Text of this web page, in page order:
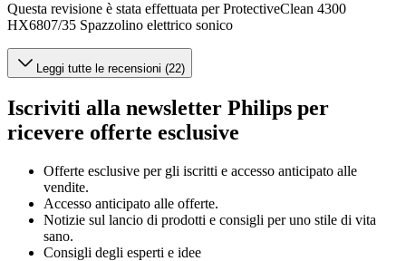
Questa revisione è stata effettuata per ProtectiveClean 4300
HX6807/35 Spazzolino elettrico sonico
Leggi tutte le recensioni (22)
Iscriviti alla newsletter Philips per
ricevere offerte esclusive
Offerte esclusive per gli iscritti e accesso anticipato alle
vendite.
Accesso anticipato alle offerte.
Notizie sul lancio di prodotti e consigli per uno stile di vita
sano.
Consigli degli esperti e idee